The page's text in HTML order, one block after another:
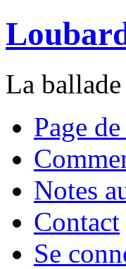
La
Page
Notes
Contact
Se